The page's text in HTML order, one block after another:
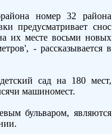
номер 32 района
предусматривает снос
их месте восьми новых
- рассказывается в
сад на 180 мест,
машиномест.
бульваром, являются